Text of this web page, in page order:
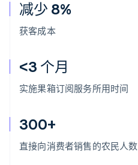
减少 8%
获客成本
<3 个月
实施果箱订阅服务所用时间
300+
直接向消费者销售的农民人数
阿联酋
爱尔兰